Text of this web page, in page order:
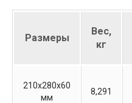
Размеры
Вес,
кг
210х280х60
мм
8,291